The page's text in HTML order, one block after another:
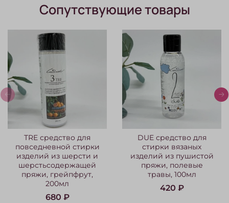
Сопутствующие товары
TRE средство для
повседневной стирки
изделий из шерсти и
шерстьсодержащей
пряжи, грейпфрут,
200мл
680 ₽
DUE средство для
стирки вязаных
изделий из пушистой
пряжи, полевые
травы, 100мл
420 ₽